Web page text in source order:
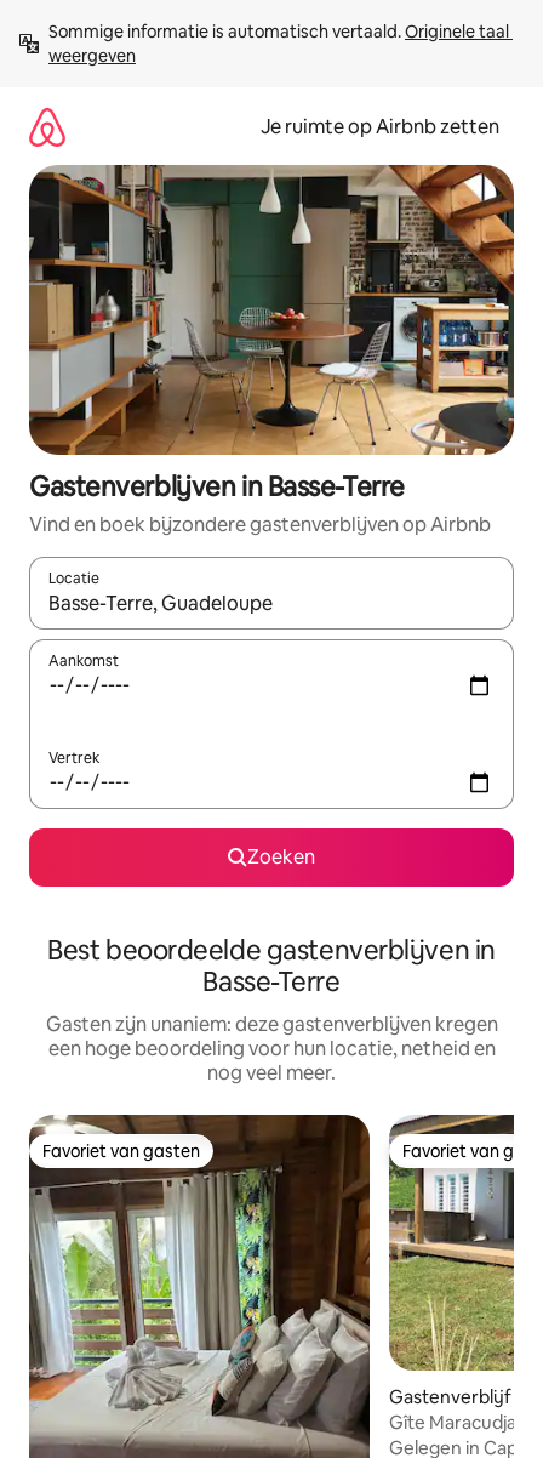
direct
naar
Sommige informatie is automatisch vertaald. Originele taal
weergeven
Je ruimte op Airbnb zetten
Gastenverblijven in Basse-Terre
Vind en boek bijzondere gastenverblijven op Airbnb
Locatie
Wanneer er suggesties beschikbaar zijn, maak je een keuze
Aankomst
Vertrek
Zoeken
Best beoordeelde gastenverblijven in
Basse-Terre
Gasten zijn unaniem: deze gastenverblijven kregen
een hoge beoordeling voor hun locatie, netheid en
nog veel meer.
Favoriet van gasten
Favoriet van gasten Favoriet van
Favoriet van
Gastenverblijf in
-Belle-Eau
Gîte Maracudja
Gelegen in